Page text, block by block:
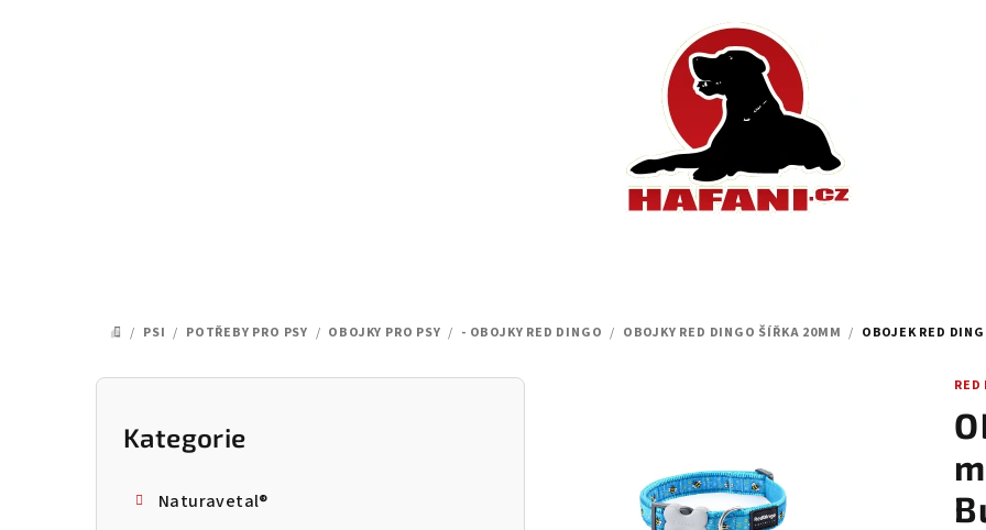
DOMŮ
/ PSI / POTŘEBY PRO PSY / OBOJKY PRO PSY / - OBOJKY RED DINGO / OBOJKY RED DINGO ŠÍŘKA 20MM / OBOJEK RED
P
Přeskočit
kategorie
Kategorie
Naturavetal®